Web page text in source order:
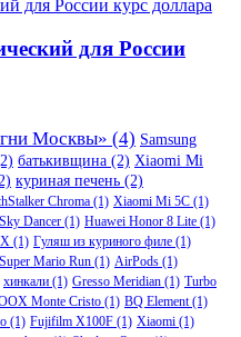
для России
Москвы» (4) Samsung
батькивщина (2) Xiaomi Mi
куриная печень (2)
Chroma (1) Xiaomi Mi 5C (1)
Sky Dancer (1) Huawei Honor 8 Lite (1)
(1) Гуляш из куриного филе (1)
Super Mario Run (1) AirPods (1)
хинкали (1) Gresso Meridian (1) Turbo
Monte Cristo (1) BQ Element (1)
(1) Fujifilm X100F (1) Xiaomi (1)